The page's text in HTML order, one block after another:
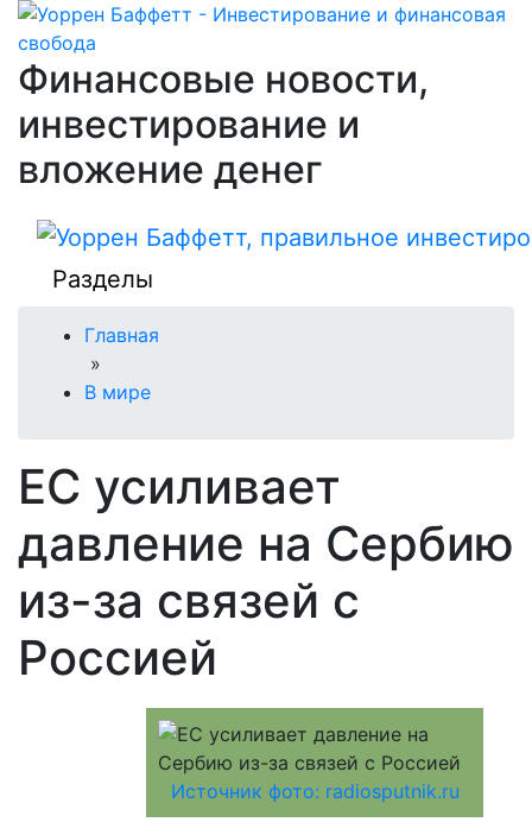
Финансовые новости,
инвестирование и
вложение денег
Разделы
Главная
»
В мире
ЕС усиливает
давление на Сербию
из-за связей с
Россией
Источник фото: radiosputnik.ru